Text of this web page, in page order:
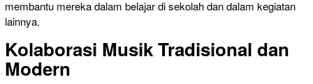
membantu mereka dalam belajar di sekolah dan dalam kegiatan
lainnya.
Kolaborasi Musik Tradisional dan
Modern